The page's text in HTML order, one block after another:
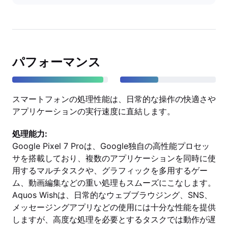
パフォーマンス
スマートフォンの処理性能は、日常的な操作の快適さや
アプリケーションの実行速度に直結します。
処理能力:
Google Pixel 7 Proは、Google独自の高性能プロセッ
サを搭載しており、複数のアプリケーションを同時に使
用するマルチタスクや、グラフィックを多用するゲー
ム、動画編集などの重い処理もスムーズにこなします。
Aquos Wishは、日常的なウェブブラウジング、SNS、
メッセージングアプリなどの使用には十分な性能を提供
しますが、高度な処理を必要とするタスクでは動作が遅